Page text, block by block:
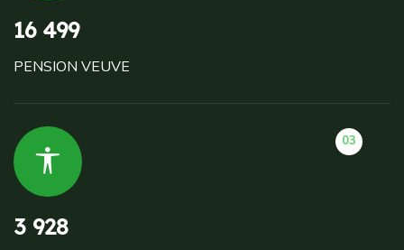
16 499
PENSION VEUVE
03
3 928